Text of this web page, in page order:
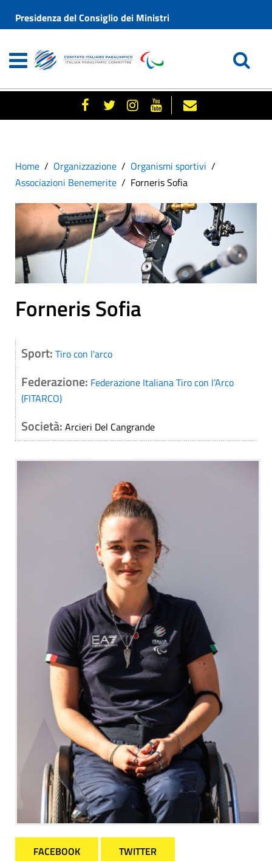
Presidenza del Consiglio dei Ministri
Home Organizzazione
Organismi sportivi
Associazioni Benemerite
Forneris Sofia
Forneris Sofia
Sport: Tiro con l'arco
Federazione: Federazione Italiana Tiro con l’Arco
(FITARCO)
Società: Arcieri Del Cangrande
FACEBOOK
TWITTER